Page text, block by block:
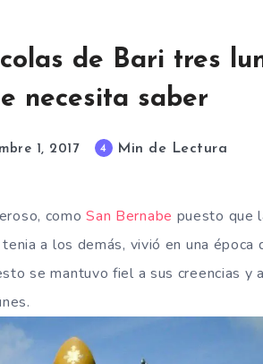
de Bari tres
necesita saber
1, 2017 4 Min de Lectura
comoSan Bernabe puesto que
a los demás, vivió en una época
se mantuvo fiel a sus creencias y